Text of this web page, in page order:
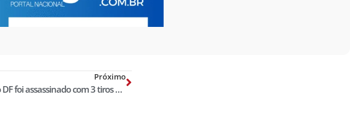
Próximo
Delegado do DF foi assassinado com 3 tiros na cabeça enquanto dormia